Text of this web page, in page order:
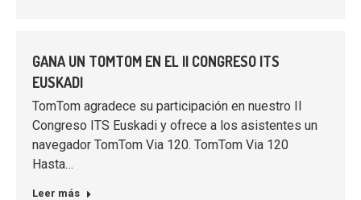
GANA UN TOMTOM EN EL II CONGRESO ITS
EUSKADI
TomTom agradece su participación en nuestro II
Congreso ITS Euskadi y ofrece a los asistentes un
navegador TomTom Via 120. TomTom Via 120
Hasta…
Leer más